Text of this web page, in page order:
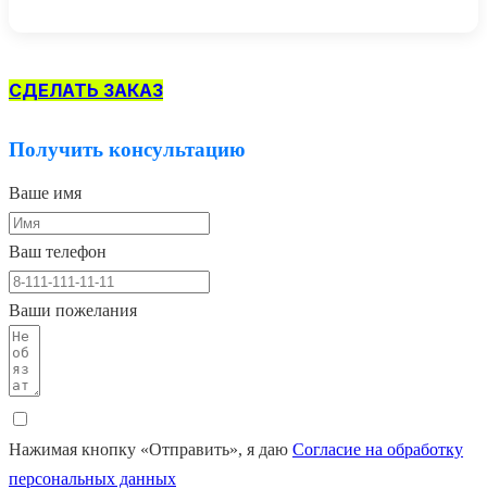
СДЕЛАТЬ ЗАКАЗ
Получить консультацию
Ваше имя
Ваш телефон
Ваши пожелания
Нажимая кнопку «Отправить», я даю Согласие на обработку
персональных данных